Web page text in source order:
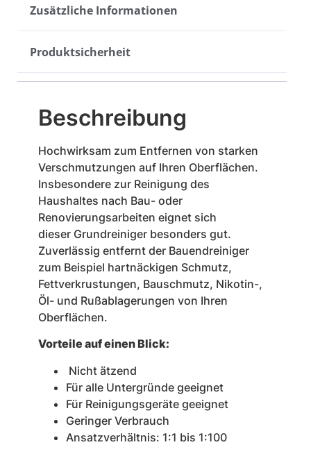
Zusätzliche Informationen
Produktsicherheit
Beschreibung
Hochwirksam zum Entfernen von starken
Verschmutzungen auf Ihren Oberflächen.
Insbesondere zur Reinigung des
Haushaltes nach Bau- oder
Renovierungsarbeiten eignet sich
dieser Grundreiniger besonders gut.
Zuverlässig entfernt der Bauendreiniger
zum Beispiel hartnäckigen Schmutz,
Fettverkrustungen, Bauschmutz, Nikotin-,
Öl- und Rußablagerungen von Ihren
Oberflächen.
Vorteile auf einen Blick:
Nicht ätzend
Für alle Untergründe geeignet
Für Reinigungsgeräte geeignet
Geringer Verbrauch
Ansatzverhältnis: 1:1 bis 1:100